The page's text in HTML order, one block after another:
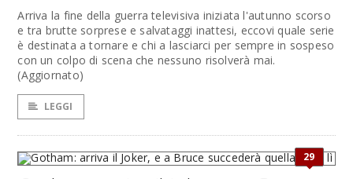
Arriva la fine della guerra televisiva iniziata l'autunno scorso
e tra brutte sorprese e salvataggi inattesi, eccovi quale serie
è destinata a tornare e chi a lasciarci per sempre in sospeso
con un colpo di scena che nessuno risolverà mai.
(Aggiornato)
LEGGI
29